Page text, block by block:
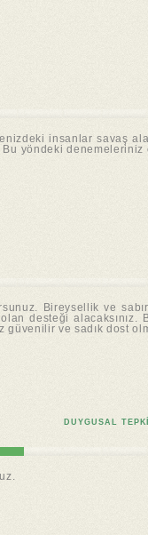
insanlar savaş
Bu yöndeki
Bireysellik ve
desteği alacaksınız.
ve sadık dost
DUYGUSAL